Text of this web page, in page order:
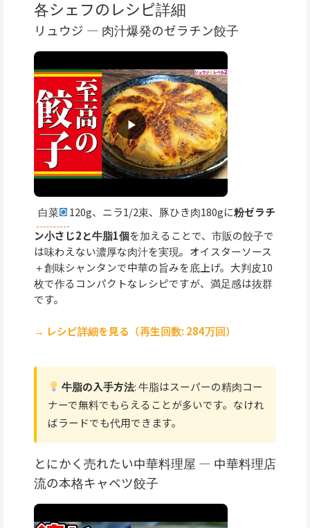
各シェフのレシピ詳細
リュウジ — 肉汁爆発のゼラチン餃子
白菜 120g、ニラ1/2束、豚ひき肉180gに粉ゼラチ
ン小さじ2と牛脂1個を加えることで、市販の餃子で
は味わえない濃厚な肉汁を実現。オイスターソース
＋創味シャンタンで中華の旨みを底上げ。大判皮10
枚で作るコンパクトなレシピですが、満足感は抜群
です。
→ レシピ詳細を見る（再生回数: 284万回）
牛脂の入手方法: 牛脂はスーパーの精肉コー
ナーで無料でもらえることが多いです。なけれ
ばラードでも代用できます。
とにかく売れたい中華料理屋 — 中華料理店
流の本格キャベツ餃子